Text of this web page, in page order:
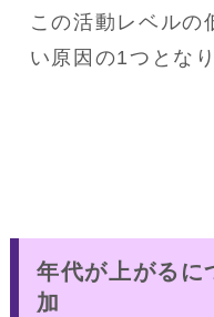
この活動レベルの
い原因の1つとなり
年代が上がるに
加